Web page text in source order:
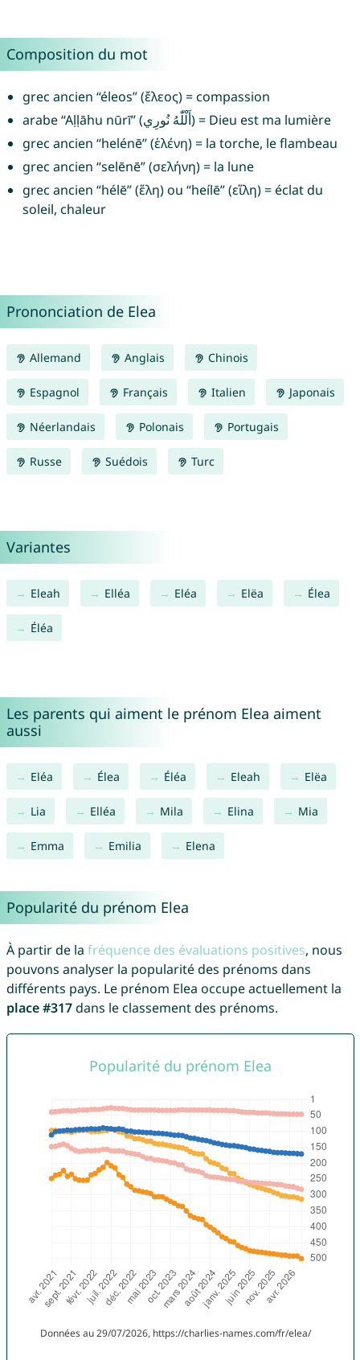
Composition du mot
grec ancien “éleos” (ἔλεος) = compassion
arabe “Aḷḷāhu nūrī” (أَلْلّٰهُ نُورِي) = Dieu est ma lumière
grec ancien “helénē” (ἑλένη) = la torche, le flambeau
grec ancien “selēnē” (σελήνη) = la lune
grec ancien “hélē” (ἕλη) ou “heílē” (εἵλη) = éclat du
soleil, chaleur
Prononciation de Elea
Allemand Anglais Chinois
Espagnol Français Italien Japonais
Néerlandais Polonais Portugais
Russe Suédois Turc
Variantes
Eleah Elléa Eléa Elëa Élea
Éléa
Les parents qui aiment le prénom Elea aiment
aussi
Eléa Élea Éléa Eleah Elëa
Lia Elléa Mila Elina Mia
Emma Emilia Elena
Popularité du prénom Elea
À partir de la fréquence des évaluations positives, nous
pouvons analyser la popularité des prénoms dans
différents pays. Le prénom Elea occupe actuellement la
place #317dans le classement des prénoms.